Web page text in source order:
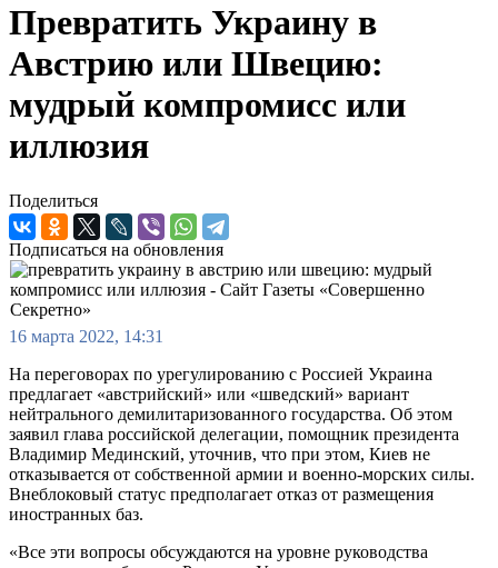
Превратить Украину в
Австрию или Швецию:
мудрый компромисс или
иллюзия
Поделиться
Подписаться на обновления
16 марта 2022, 14:31
На переговорах по урегулированию с Россией Украина
предлагает «австрийский» или «шведский» вариант
нейтрального демилитаризованного государства. Об этом
заявил глава российской делегации, помощник президента
Владимир Мединский, уточнив, что при этом, Киев не
отказывается от собственной армии и военно-морских силы.
Внеблоковый статус предполагает отказ от размещения
иностранных баз.
«Все эти вопросы обсуждаются на уровне руководства